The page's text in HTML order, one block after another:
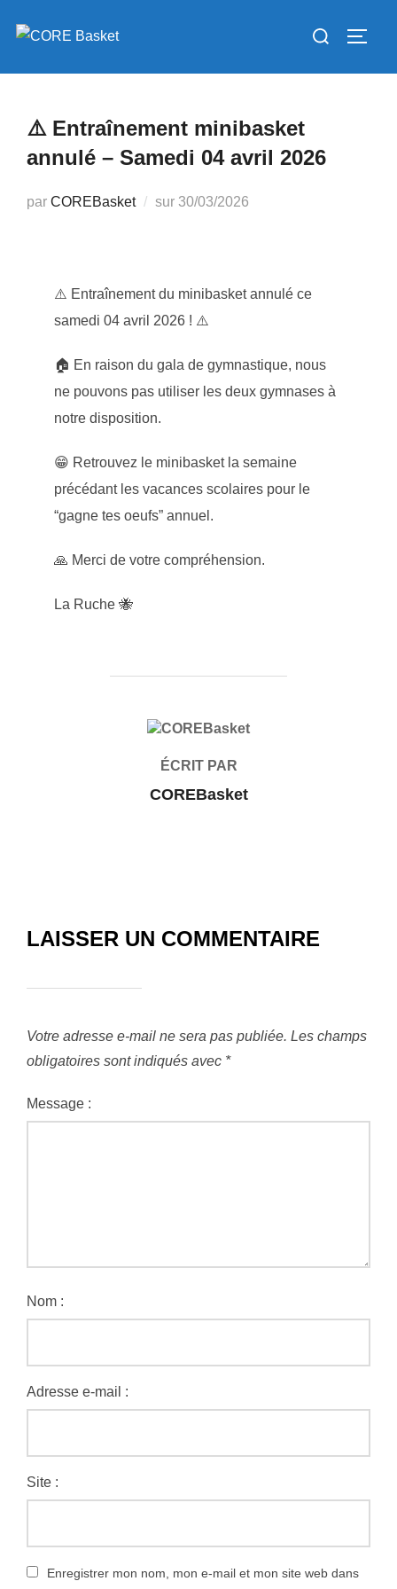
Rechercher :
⚠️ Entraînement minibasket
annulé – Samedi 04 avril 2026
par COREBasket sur Publié
30/03/2026
⚠️ Entraînement du minibasket annulé ce
samedi 04 avril 2026 ! ⚠️
🏠 En raison du gala de gymnastique, nous
ne pouvons pas utiliser les deux gymnases à
notre disposition.
😁 Retrouvez le minibasket la semaine
précédant les vacances scolaires pour le
“gagne tes oeufs” annuel.
🙏 Merci de votre compréhension.
La Ruche 🐝
AUTEUR DE LA PUBLICATION
ÉCRIT PAR
COREBasket
LAISSER UN COMMENTAIRE
Votre adresse e-mail ne sera pas publiée. Les champs
obligatoires sont indiqués avec *
Message :
Nom :
Adresse e-mail :
Site :
Enregistrer mon nom, mon e-mail et mon site web dans